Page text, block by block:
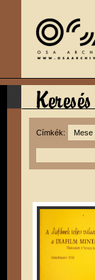
Címkék: